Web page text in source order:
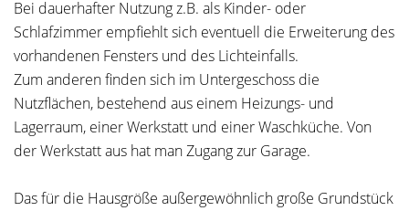
Bei dauerhafter Nutzung z.B. als Kinder- oder
Schlafzimmer empfiehlt sich eventuell die Erweiterung des
vorhandenen Fensters und des Lichteinfalls.
Zum anderen finden sich im Untergeschoss die
Nutzflächen, bestehend aus einem Heizungs- und
Lagerraum, einer Werkstatt und einer Waschküche. Von
der Werkstatt aus hat man Zugang zur Garage.
Das für die Hausgröße außergewöhnlich große Grundstück